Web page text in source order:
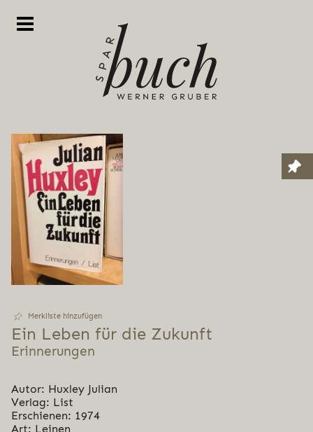
Merkliste hinzufügen
Ein Leben für die Zukunft
Erinnerungen
Autor: Huxley Julian
Verlag: List
Erschienen: 1974
Art: Leinen